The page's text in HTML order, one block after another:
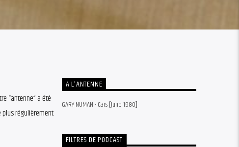
“antenne” a été
plus régulièrement
A L’ANTENNE
GARY NUMAN - Cars [June 1980]
FILTRES DE PODCAST